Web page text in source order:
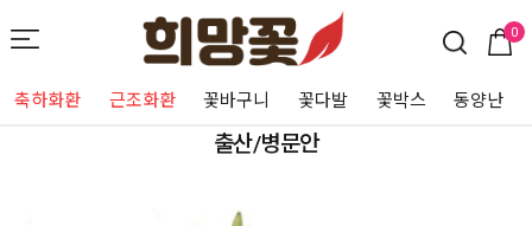
0
축하화환 근조화환 꽃바구니 꽃다발 꽃박스 동양난
출산/병문안